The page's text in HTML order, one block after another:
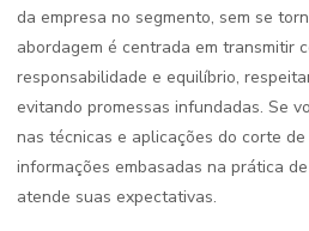
da empresa no segmento, sem se
abordagem é centrada em transmitir
responsabilidade e equilíbrio,
evitando promessas infundadas. Se
nas técnicas e aplicações do corte de
informações embasadas na prática
atende suas expectativas.